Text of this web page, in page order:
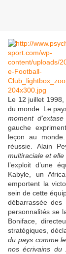
Le 12 juillet
du monde. Le
moment
gauche
leçon au
réussie. Alain
multiraciale et
l’exploit d’une
Kabyle, un
emportent la
sein de cette
débarrassée des
personnalités se
Boniface,
stratégiques,
du pays comme
nos écrivains du